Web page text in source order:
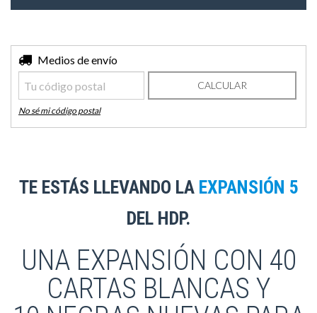
Entregas para el CP:
Medios de envío
CALCULAR
No sé mi código postal
TE ESTÁS LLEVANDO LA EXPANSIÓN 5
DEL HDP.
UNA EXPANSIÓN CON 40
CARTAS BLANCAS Y